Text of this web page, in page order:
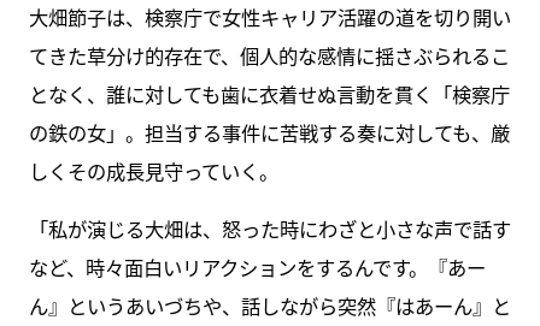
大畑節子は、検察庁で女性キャリア活躍の道を切り開い
てきた草分け的存在で、個人的な感情に揺さぶられるこ
となく、誰に対しても歯に衣着せぬ言動を貫く「検察庁
の鉄の女」。担当する事件に苦戦する奏に対しても、厳
しくその成長見守っていく。
「私が演じる大畑は、怒った時にわざと小さな声で話す
など、時々面白いリアクションをするんです。『あー
ん』というあいづちや、話しながら突然『はあーん』と